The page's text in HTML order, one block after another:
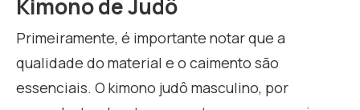
Kimono de Judô
Primeiramente, é importante notar que a
qualidade do material e o caimento são
essenciais. O kimono judô masculino, por